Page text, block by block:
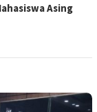
Asing